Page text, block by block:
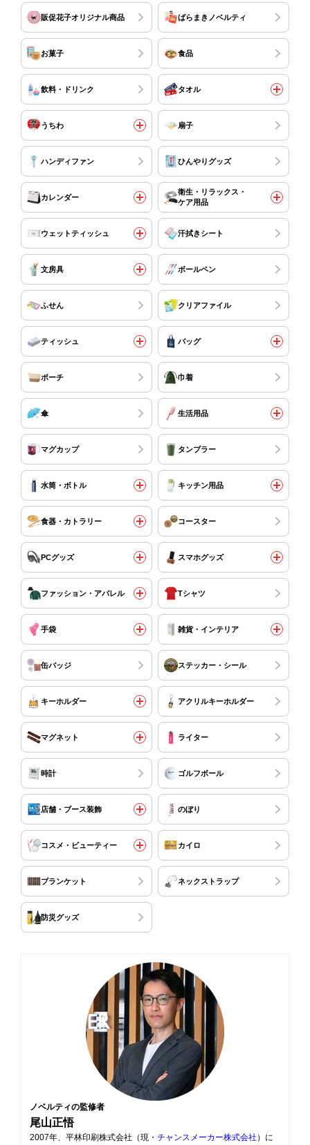
販促花子オリジナル商品 ばらまきノベルティ
お菓子 食品
飲料・ドリンク タオル
うちわ 扇子
ハンディファン ひんやりグッズ
カレンダー
衛生・リラックス・
ケア用品
ウェットティッシュ 汗拭きシート
文房具 ボールペン
ふせん クリアファイル
ティッシュ バッグ
ポーチ 巾着
傘 生活用品
マグカップ タンブラー
水筒・ボトル キッチン用品
食器・カトラリー コースター
PCグッズ スマホグッズ
ファッション・アパレル Tシャツ
手袋 雑貨・インテリア
缶バッジ ステッカー・シール
キーホルダー アクリルキーホルダー
マグネット ライター
時計 ゴルフボール
店舗・ブース装飾 のぼり
コスメ・ビューティー カイロ
ブランケット ネックストラップ
防災グッズ
ノベルティの監修者
尾山正悟
2007年、平林印刷株式会社（現・ チャンスメーカー株式会社 ）に